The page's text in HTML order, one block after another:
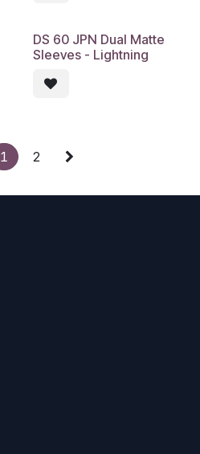
DS 60 JPN Dual Matte
Sleeves - Lightning
1 2